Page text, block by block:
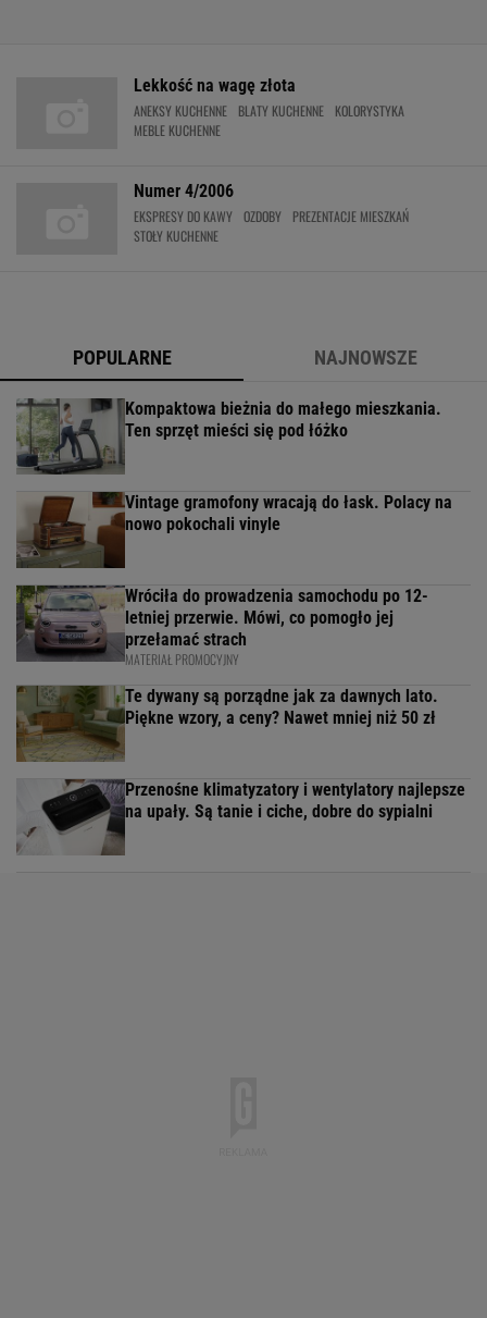
Lekkość na wagę złota
ANEKSY KUCHENNE BLATY KUCHENNE
KOLORYSTYKA
MEBLE KUCHENNE
Numer 4/2006
EKSPRESY DO KAWY OZDOBY
PREZENTACJE MIESZKAŃ
STOŁY KUCHENNE
POPULARNE NAJNOWSZE
Kompaktowa bieżnia do małego mieszkania.
Ten sprzęt mieści się pod łóżko
Vintage gramofony wracają do łask. Polacy na
nowo pokochali vinyle
Wróciła do prowadzenia samochodu po 12-
letniej przerwie. Mówi, co pomogło jej
przełamać strach
MATERIAŁ PROMOCYJNY
Te dywany są porządne jak za dawnych lato.
Piękne wzory, a ceny? Nawet mniej niż 50 zł
Przenośne klimatyzatory i wentylatory najlepsze
na upały. Są tanie i ciche, dobre do sypialni